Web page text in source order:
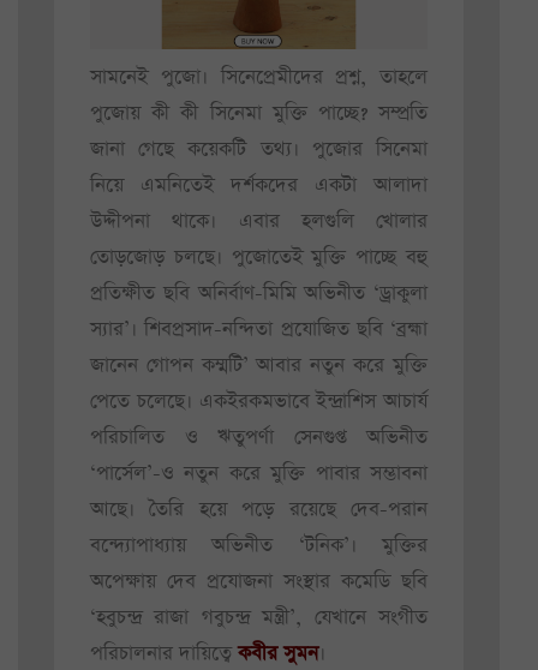
সামনেই পুজো। সিনেপ্রেমীদের প্রশ্ন, তাহলে
পুজোয় কী কী সিনেমা মুক্তি পাচ্ছে? সম্প্রতি
জানা গেছে কয়েকটি তথ্য। পুজোর সিনেমা
নিয়ে এমনিতেই দর্শকদের একটা আলাদা
উদ্দীপনা থাকে। এবার হলগুলি খোলার
তোড়জোড় চলছে। পুজোতেই মুক্তি পাচ্ছে বহু
প্রতিক্ষীত ছবি অনির্বাণ-মিমি অভিনীত ‘ড্রাকুলা
স্যার’। শিবপ্রসাদ-নন্দিতা প্রযোজিত ছবি ‘ব্রহ্মা
জানেন গোপন কম্মটি’ আবার নতুন করে মুক্তি
পেতে চলেছে। একইরকমভাবে ইন্দ্রাশিস আচার্য
পরিচালিত ও ঋতুপর্ণা সেনগুপ্ত অভিনীত
‘পার্সেল’-ও নতুন করে মুক্তি পাবার সম্ভাবনা
আছে। তৈরি হয়ে পড়ে রয়েছে দেব-পরান
বন্দ্যোপাধ্যায় অভিনীত ‘টনিক’। মুক্তির
অপেক্ষায় দেব প্রযোজনা সংস্থার কমেডি ছবি
‘হবুচন্দ্র রাজা গবুচন্দ্র মন্ত্রী’, যেখানে সংগীত
পরিচালনার দায়িত্বেকবীর সুমন।